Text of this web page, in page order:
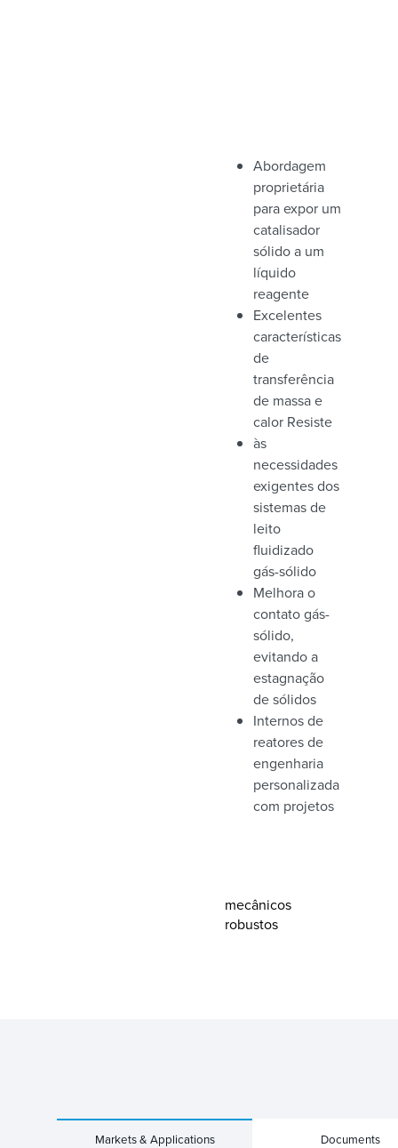
Abordagem
proprietária
para expor um
catalisador
sólido a um
líquido
reagente
Excelentes
características
de
transferência
de massa e
calor Resiste
às
necessidades
exigentes dos
sistemas de
leito
fluidizado
gás-sólido
Melhora o
contato gás-
sólido,
evitando a
estagnação
de sólidos
Internos de
reatores de
engenharia
personalizada
com projetos
mecânicos
robustos
Markets & Applications Documents